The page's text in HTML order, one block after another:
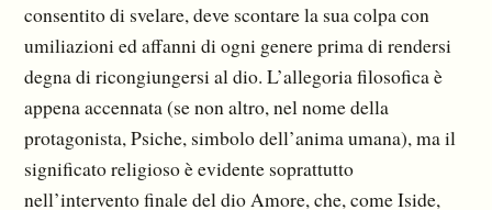
consentito di svelare, deve scontare la sua colpa con
umiliazioni ed affanni di ogni genere prima di rendersi
degna di ricongiungersi al dio. L’allegoria filosofica è
appena accennata (se non altro, nel nome della
protagonista, Psiche, simbolo dell’anima umana), ma il
significato religioso è evidente soprattutto
nell’intervento finale del dio Amore, che, come Iside,